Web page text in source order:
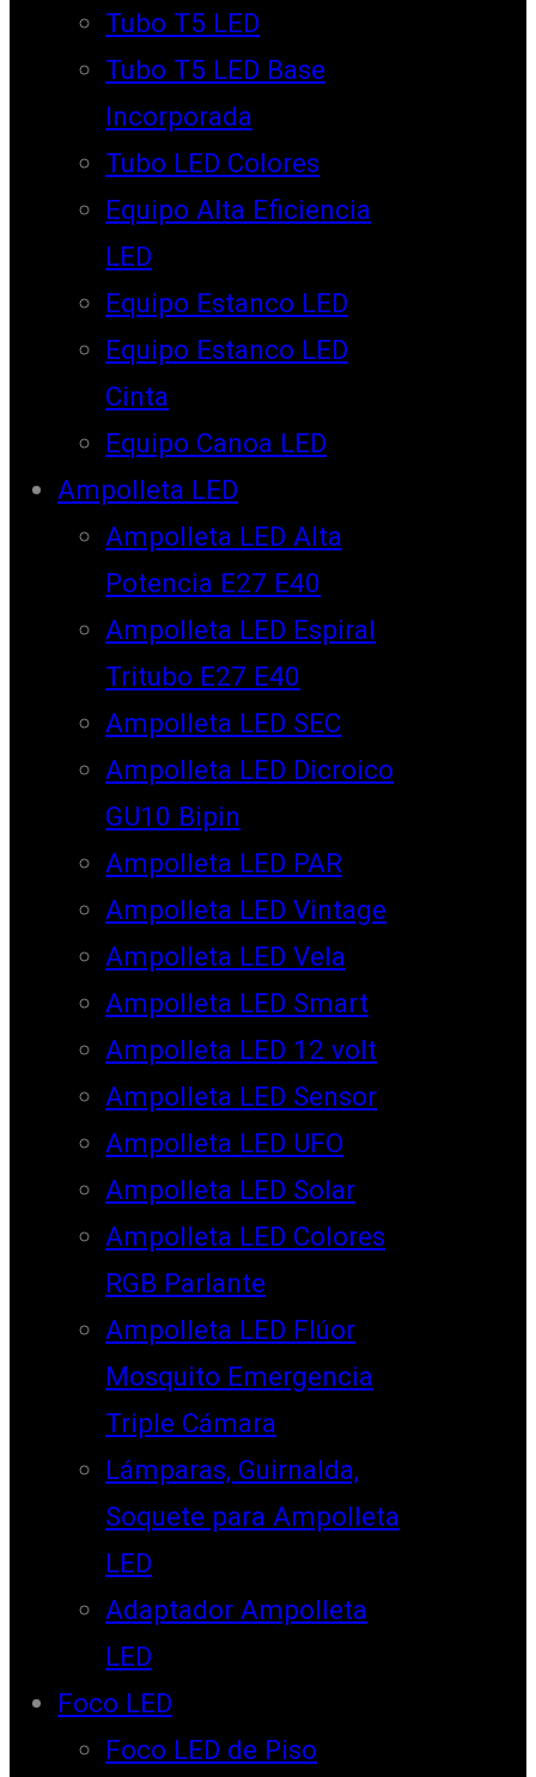
Tubo T5 LED
Tubo T5 LED Base
Incorporada
Tubo LED Colores
Equipo Alta Eficiencia
LED
Equipo Estanco LED
Equipo Estanco LED
Cinta
Equipo Canoa LED
Ampolleta LED
Ampolleta LED Alta
Potencia E27 E40
Ampolleta LED Espiral
Tritubo E27 E40
Ampolleta LED SEC
Ampolleta LED Dicroico
GU10 Bipin
Ampolleta LED PAR
Ampolleta LED Vintage
Ampolleta LED Vela
Ampolleta LED Smart
Ampolleta LED 12 volt
Ampolleta LED Sensor
Ampolleta LED UFO
Ampolleta LED Solar
Ampolleta LED Colores
RGB Parlante
Ampolleta LED Flúor
Mosquito Emergencia
Triple Cámara
Lámparas, Guirnalda,
Soquete para Ampolleta
LED
Adaptador Ampolleta
LED
Foco LED
Foco LED de Piso